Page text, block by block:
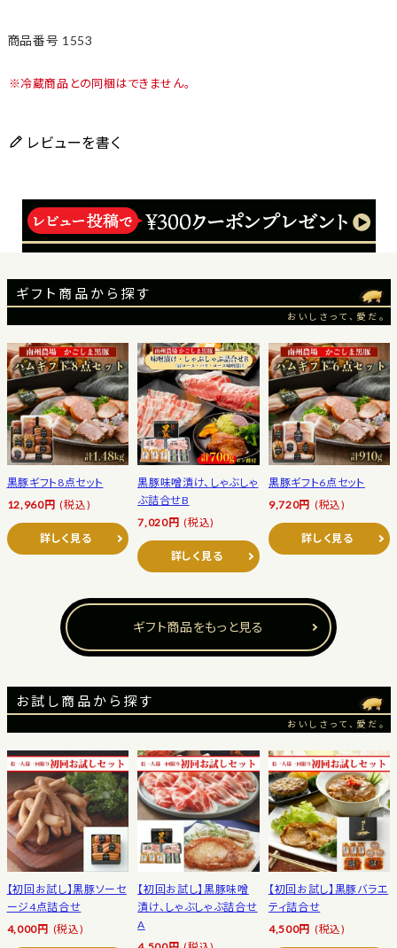
商品番号 1553
冷蔵商品との同梱はできません。
レビューを書く
ギフト商品から探す
おいしさって、愛だ。
黒豚ギフト8点セット
12,960円 (税込)
詳しく見る
黒豚味噌漬け、しゃぶしゃ
ぶ詰合せB
7,020円 (税込)
詳しく見る
黒豚ギフト6点セット
9,720円 (税込)
詳しく見る
ギフト商品をもっと見る
お試し商品から探す
おいしさって、愛だ。
【初回お試し】黒豚ソーセ
ージ4点詰合せ
4,000円 (税込)
【初回お試し】黒豚味噌
漬け、しゃぶしゃぶ詰合せ
A
【初回お試し】黒豚バラエ
ティ詰合せ
4,500円 (税込)